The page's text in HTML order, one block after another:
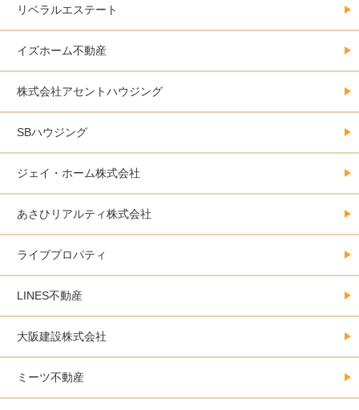
リベラルエステート
イズホーム不動産
株式会社アセントハウジング
SBハウジング
ジェイ・ホーム株式会社
あさひリアルティ株式会社
ライブプロパティ
LINES不動産
大阪建設株式会社
ミーツ不動産